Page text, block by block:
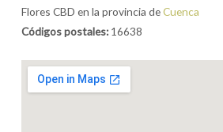
Flores CBD en la provincia deCuenca
Códigos postales: 16638